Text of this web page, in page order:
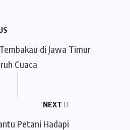
di Jawa Timur
Cuaca
NEXT
Petani Hadapi